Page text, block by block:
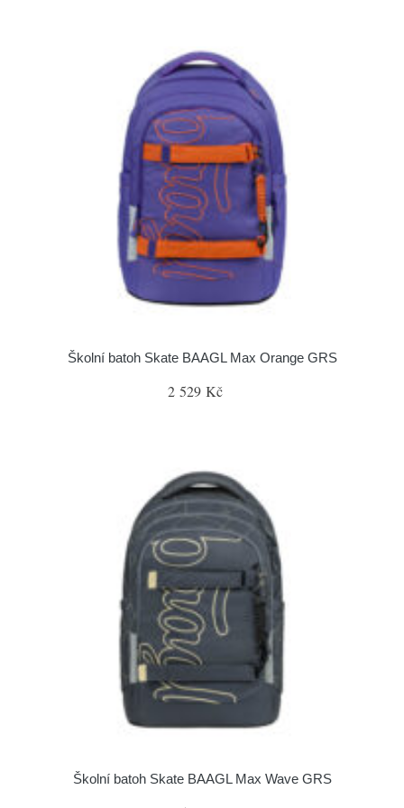
Školní batoh Skate BAAGL Max Orange GRS
2 529 Kč
Školní batoh Skate BAAGL Max Wave GRS